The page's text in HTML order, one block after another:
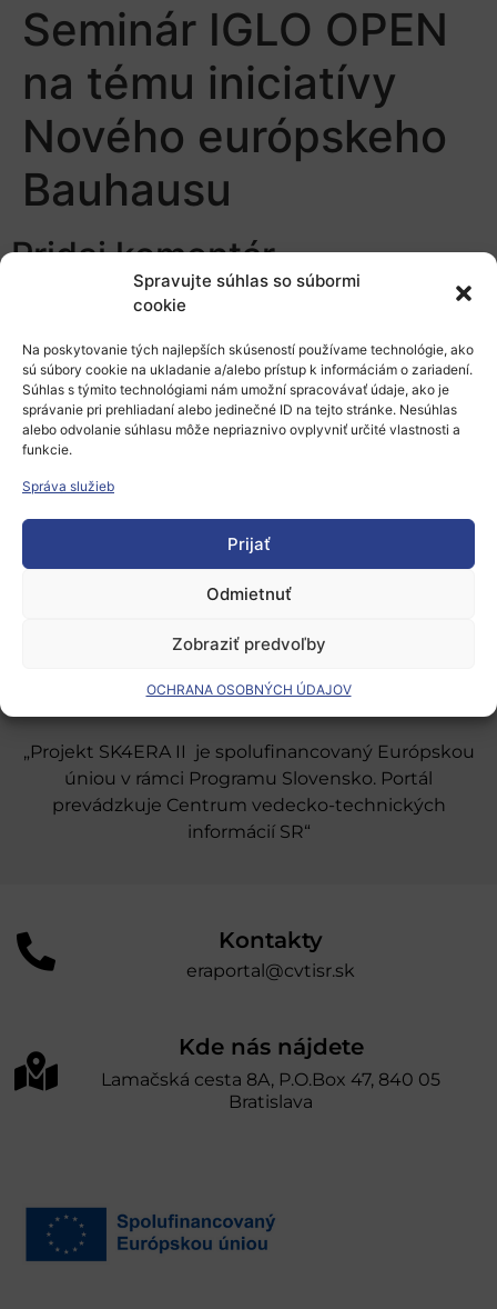
Spravujte súhlas so súbormi
cookie
Na poskytovanie tých najlepších skúseností používame technológie, ako
sú súbory cookie na ukladanie a/alebo prístup k informáciám o zariadení.
Súhlas s týmito technológiami nám umožní spracovávať údaje, ako je
správanie pri prehliadaní alebo jedinečné ID na tejto stránke. Nesúhlas
alebo odvolanie súhlasu môže nepriaznivo ovplyvniť určité vlastnosti a
funkcie.
Správa služieb
Prijať
Odmietnuť
Zobraziť predvoľby
OCHRANA OSOBNÝCH ÚDAJOV
Seminár IGLO OPEN
na tému iniciatívy
Nového európskeho
Bauhausu
Pridaj komentár
Prepáčte, ale pred zanechaním komentára sa musíte
Oblasti našej podpory
Podporné schémy a služby
Grantové programy pre výskum
Odber noviniek
„Projekt SK4ERA II je spolufinancovaný Európskou
úniou v rámci Programu Slovensko. Portál
prevádzkuje Centrum vedecko-technických
informácií SR“
Kontakty
eraportal@cvtisr.sk
Kde nás nájdete
Lamačská cesta 8A, P.O.Box 47, 840 05
Bratislava